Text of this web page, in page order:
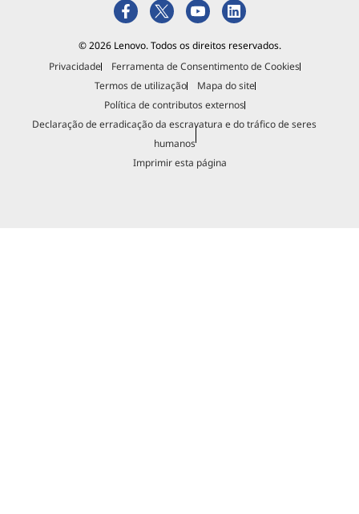
© 2026 Lenovo. Todos os direitos reservados.
Privacidade
Ferramenta de Consentimento de Cookies
Termos de utilização
Mapa do site
Política de contributos externos
Declaração de erradicação da escravatura e do tráfico de seres
humanos
Imprimir esta página